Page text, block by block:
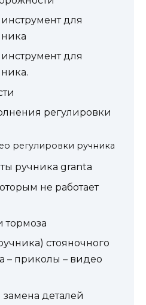
для
для
регулировки
регулировки ручника
ручника granta
не работает
тормоза
стояночного
– приколы – видео
деталей